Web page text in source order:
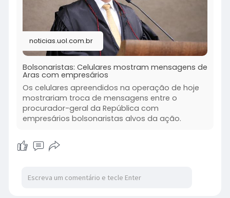
noticias.uol.com.br
Bolsonaristas: Celulares mostram mensagens de
Aras com empresários
Os celulares apreendidos na operação de hoje
mostrariam troca de mensagens entre o
procurador-geral da República com
empresários bolsonaristas alvos da ação.